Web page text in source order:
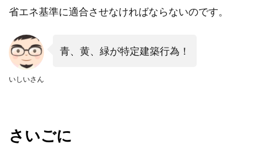
省エネ基準に適合させなければならないのです。
いしいさん
青、黄、緑が特定建築行為！
さいごに